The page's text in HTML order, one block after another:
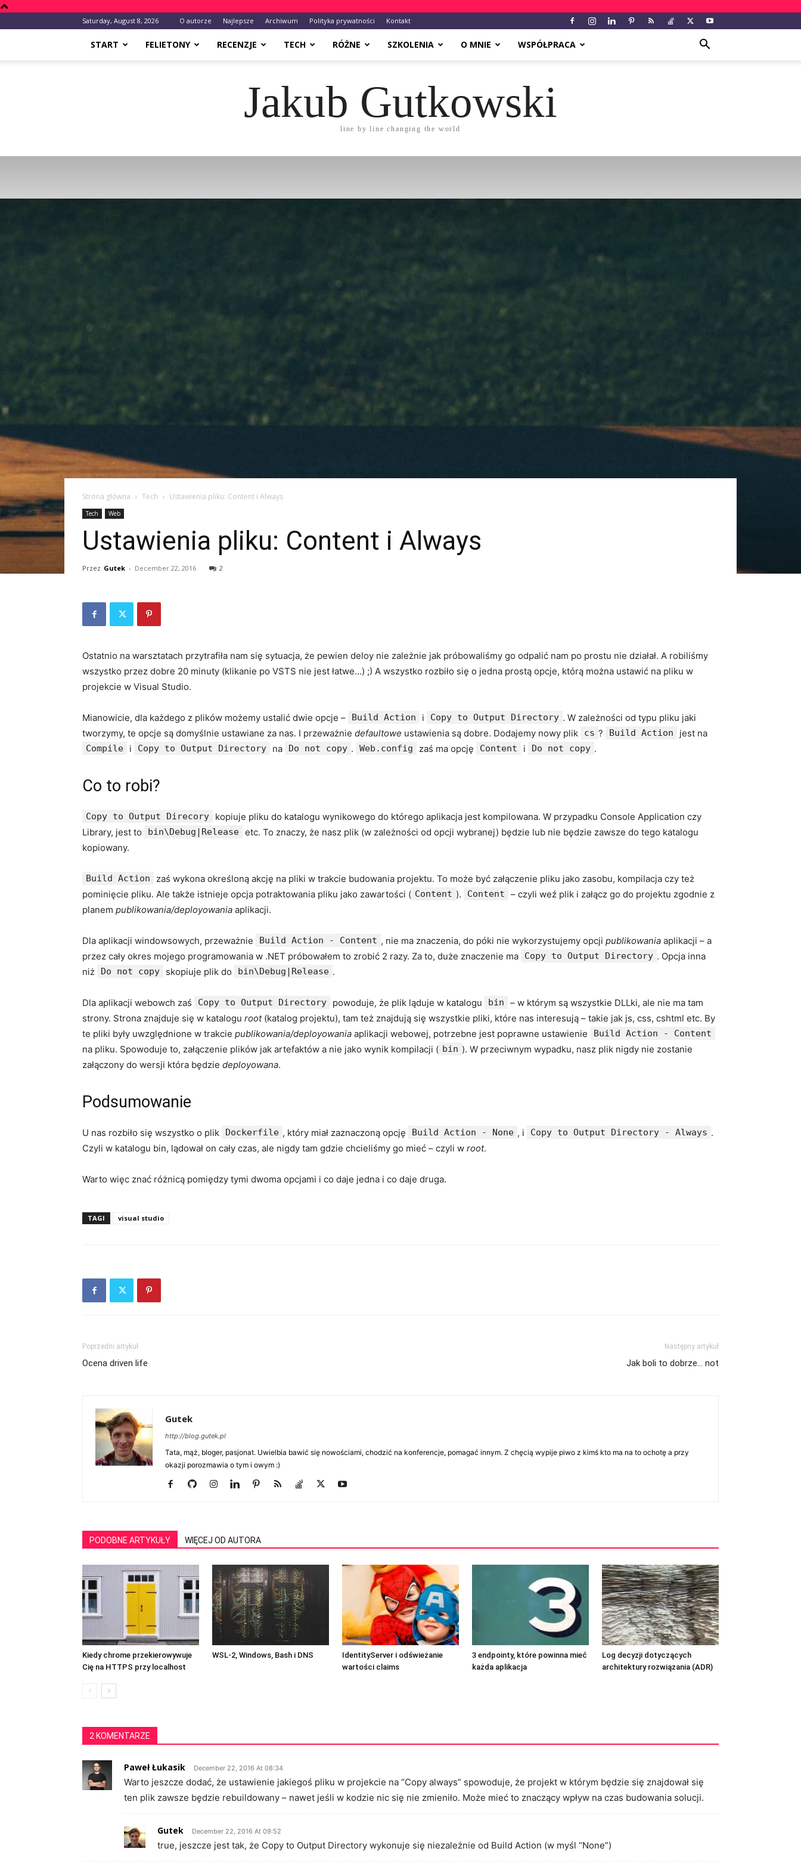
Saturday, August 8, 2026 O autorze Najlepsze Archiwum Polityka prywatności Kontakt
START FELIETONY RECENZJE TECH RÓŻNE SZKOLENIA O MNIE WSPÓŁPRACA
Jakub Gutkowski
line by line changing the world
Strona główna Tech Ustawienia pliku: Content i Always
Tech Web
Ustawienia pliku: Content i Always
Przez Gutek - December 22, 2016 2
Ostatnio na warsztatach przytrafiła nam się sytuacja, że pewien deloy nie zależnie jak próbowaliśmy go odpalić nam po prostu nie działał. A robiliśmy
wszystko przez dobre 20 minuty (klikanie po VSTS nie jest łatwe…) ;) A wszystko rozbiło się o jedna prostą opcje, którą można ustawić na pliku w
projekcie w Visual Studio.
Mianowicie, dla każdego z plików możemy ustalić dwie opcje – Build Action i Copy to Output Directory . W zależności od typu pliku jaki
tworzymy, te opcje są domyślnie ustawiane za nas. I przeważnie defaultowe ustawienia są dobre. Dodajemy nowy plik cs ? Build Action jest na
Compile i Copy to Output Directory na Do not copy . Web.config zaś ma opcję Content i Do not copy .
Co to robi?
Copy to Output Direcory
kopiuje pliku do katalogu wynikowego do którego aplikacja jest kompilowana. W przypadku Console Application czy
Library, jest to
bin\Debug|Release etc. To znaczy, że nasz plik (w zależności od opcji wybranej) będzie lub nie będzie zawsze do tego katalogu
kopiowany.
Build Action
zaś wykona określoną akcję na pliki w trakcie budowania projektu. To może być załączenie pliku jako zasobu, kompilacja czy też
pominięcie pliku. Ale także istnieje opcja potraktowania pliku jako zawartości ( Content ). Content
– czyli weź plik i załącz go do projektu zgodnie z
planem publikowania/deployowania aplikacji.
Dla aplikacji windowsowych, przeważnie Build Action - Content , nie ma znaczenia, do póki nie wykorzystujemy opcji publikowania aplikacji – a
przez cały okres mojego programowania w .NET próbowałem to zrobić 2 razy. Za to, duże znaczenie ma
Copy to Output Directory . Opcja inna
niż
Do not copy skopiuje plik do bin\Debug|Release .
Dla aplikacji webowch zaś Copy to Output Directory powoduje, że plik ląduje w katalogu bin
– w którym są wszystkie DLLki, ale nie ma tam
strony. Strona znajduje się w katalogu root(katalog projektu), tam też znajdują się wszystkie pliki, które nas interesują – takie jak js, css, cshtml etc. By
te pliki były uwzględnione w trakcie publikowania/deployowania aplikacji webowej, potrzebne jest poprawne ustawienie Build Action - Content
na pliku. Spowoduje to, załączenie plików jak artefaktów a nie jako wynik kompilacji ( bin ). W przeciwnym wypadku, nasz plik nigdy nie zostanie
załączony do wersji która będzie deployowana.
Podsumowanie
U nas rozbiło się wszystko o plik Dockerfile , który miał zaznaczoną opcję Build Action - None , i Copy to Output Directory - Always .
Czyli w katalogu bin, lądował on cały czas, ale nigdy tam gdzie chcieliśmy go mieć – czyli w root.
Warto więc znać różnicą pomiędzy tymi dwoma opcjami i co daje jedna i co daje druga.
TAGI visual studio
Poprzedni artykuł
Ocena driven life
Następny artykuł
Jak boli to dobrze… not
Gutek
http://blog.gutek.pl
Tata, mąż, bloger, pasjonat. Uwielbia bawić się nowościami, chodzić na konferencje, pomagać innym. Z chęcią wypije piwo z kimś kto ma na to ochotę a przy
okazji porozmawia o tym i owym :)
PODOBNE ARTYKUŁY WIĘCEJ OD AUTORA
Kiedy chrome przekierowywuje
Cię na HTTPS przy localhost
WSL-2, Windows, Bash i DNS
IdentityServer i odświeżanie
wartości claims
3 endpointy, które powinna mieć
każda aplikacja
Log decyzji dotyczących
architektury rozwiązania (ADR)
2 KOMENTARZE
Paweł Łukasik December 22, 2016 At 08:34
Warto jeszcze dodać, że ustawienie jakiegoś pliku w projekcie na “Copy always” spowoduje, że projekt w którym będzie się znajdował się
ten plik zawsze będzie rebuildowany – nawet jeśli w kodzie nic się nie zmieniło. Może mieć to znaczący wpływ na czas budowania solucji.
Gutek December 22, 2016 At 09:52
true, jeszcze jest tak, że Copy to Output Directory wykonuje się niezależnie od Build Action (w myśl “None”)